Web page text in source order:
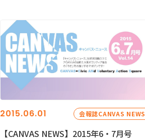
2015.06.01 会報誌CANVAS NEWS
【CANVAS NEWS】2015年6・7月号